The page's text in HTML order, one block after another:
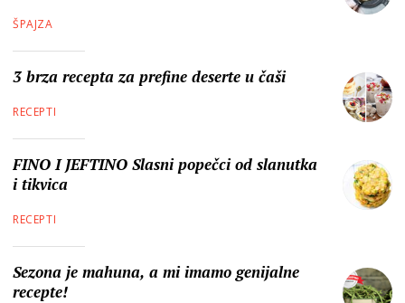
ŠPAJZA
3 brza recepta za prefine deserte u čaši
RECEPTI
FINO I JEFTINO Slasni popečci od slanutka
i tikvica
RECEPTI
Sezona je mahuna, a mi imamo genijalne
recepte!